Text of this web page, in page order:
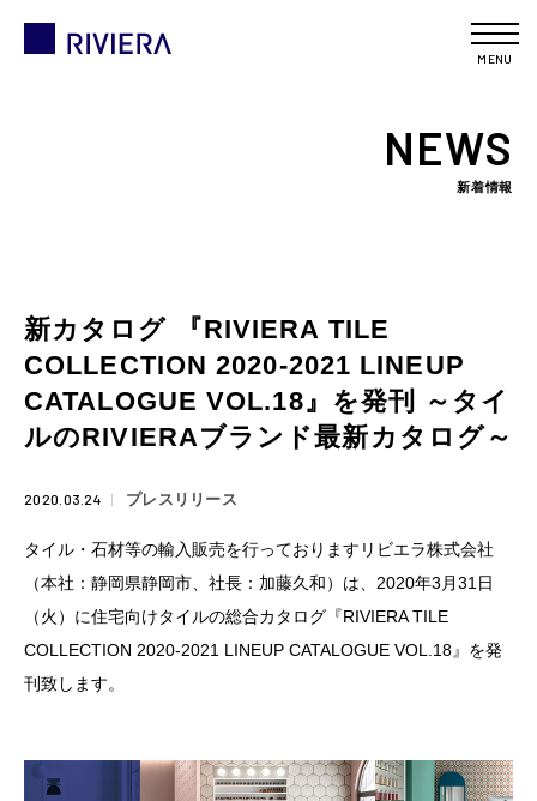
MENU
NEWS
新着情報
新カタログ 『RIVIERA TILE
COLLECTION 2020-2021 LINEUP
CATALOGUE VOL.18』を発刊 ～タイ
ルのRIVIERAブランド最新カタログ～
2020.03.24 プレスリリース
タイル・石材等の輸入販売を行っておりますリビエラ株式会社
（本社：静岡県静岡市、社長：加藤久和）は、2020年3月31日
（火）に住宅向けタイルの総合カタログ『RIVIERA TILE
COLLECTION 2020-2021 LINEUP CATALOGUE VOL.18』を発
刊致します。